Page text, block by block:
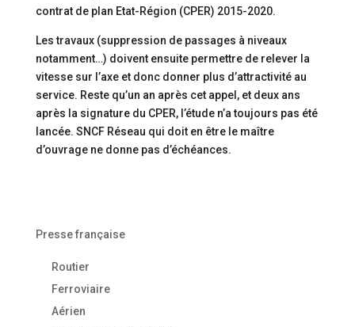
contrat de plan Etat-Région (CPER) 2015-2020.
Les travaux (suppression de passages à niveaux
notamment…) doivent ensuite permettre de relever la
vitesse sur l’axe et donc donner plus d’attractivité au
service. Reste qu’un an après cet appel, et deux ans
après la signature du CPER, l’étude n’a toujours pas été
lancée. SNCF Réseau qui doit en être le maître
d’ouvrage ne donne pas d’échéances.
Presse française
Routier
Ferroviaire
Aérien